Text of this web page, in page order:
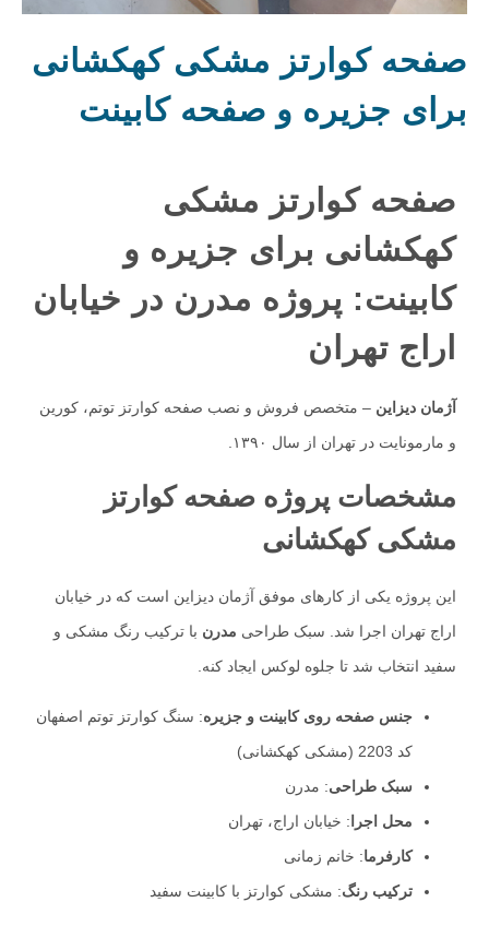
صفحه کوارتز مشکی کهکشانی
برای جزیره و صفحه کابینت
صفحه کوارتز مشکی
کهکشانی برای جزیره و
کابینت: پروژه مدرن در خیابان
اراج تهران
آژمان دیزاین – متخصص فروش و نصب صفحه کوارتز توتم، کورین
و مارمونایت در تهران از سال ۱۳۹۰.
مشخصات پروژه صفحه کوارتز
مشکی کهکشانی
این پروژه یکی از کارهای موفق آژمان دیزاین است که در خیابان
اراج تهران اجرا شد. سبک طراحی مدرن با ترکیب رنگ مشکی و
سفید انتخاب شد تا جلوه لوکس ایجاد کنه.
جنس صفحه روی کابینت و جزیره: سنگ کوارتز توتم اصفهان
کد 2203 (مشکی کهکشانی)
سبک طراحی: مدرن
محل اجرا : خیابان اراج، تهران
کارفرما: خانم زمانی
ترکیب رنگ: مشکی کوارتز با کابینت سفید